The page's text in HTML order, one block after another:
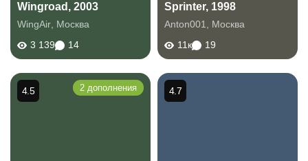
Wingroad, 2003
WingAir Москва
3 139
14
Sprinter, 1998
Anton001
Москва
11к
19
4.5 2 дополнения 4.7